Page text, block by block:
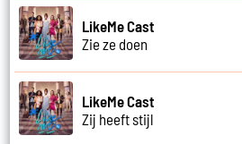
LikeMe Cast
Zie ze doen
LikeMe Cast
Zij heeft stijl